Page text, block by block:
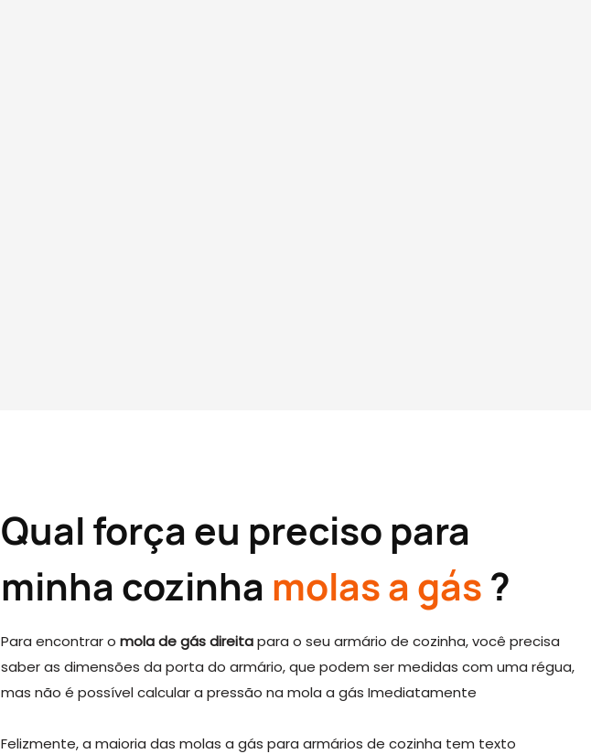
Qual força eu preciso para
minha cozinha molas a gás?
Para encontrar o mola de gás direitapara o seu armário de cozinha, você precisa
saber as dimensões da porta do armário, que podem ser medidas com uma régua,
mas não é possível calcular a pressão na mola a gás Imediatamente
Felizmente, a maioria das molas a gás para armários de cozinha tem texto